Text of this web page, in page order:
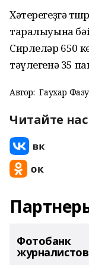
Хәтерегеҙгә
таралыуына
Сирлеләр 650
тәүлегенә 35
Автор: Гаухар
Читайте нас
Фотобанк